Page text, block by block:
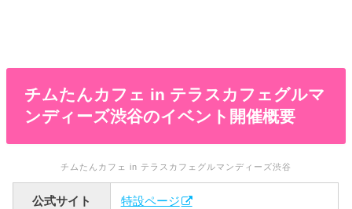
チムたんカフェ in テラスカフェグルマ
ンディーズ渋谷のイベント開催概要
チムたんカフェ in テラスカフェグルマンディーズ渋谷
公式サイト 特設ページ